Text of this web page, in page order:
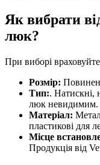
Як вибрати
люк?
При виборі
Розмір: Повинен
Тип:. Натискні,
люк невидимим.
Матеріал:
пластикові для
Місце
Продукція від